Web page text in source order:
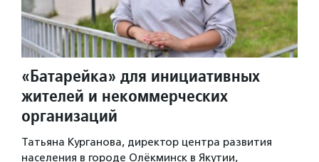
«Батарейка» для инициативных
жителей и некоммерческих
организаций
Татьяна Курганова, директор центра развития
населения в городе Олёкминск в Якутии,